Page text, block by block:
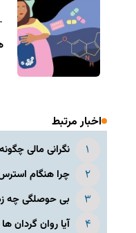
اخبار مرتبط
نگرانی مالی
چرا هنگام
بی حوصلگی چه
آیا روان گردان